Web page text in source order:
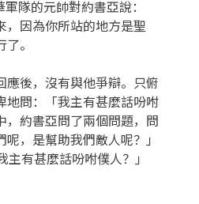
隊的元帥對約書亞說：
，因為你所站的地方是聖
。
應後，沒有與他爭辯。只俯
地問：「我主有甚麼話吩咐
，約書亞問了兩個問題，問
，是幫助我們敵人呢？」
主有甚麼話吩咐僕人？」